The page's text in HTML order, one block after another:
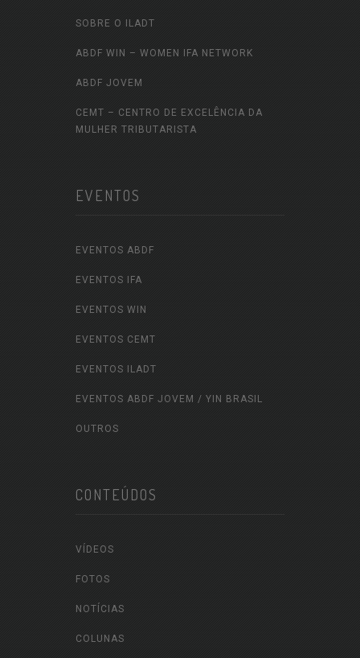
SOBRE O ILADT
ABDF WIN – WOMEN IFA NETWORK
ABDF JOVEM
CEMT – CENTRO DE EXCELÊNCIA DA
MULHER TRIBUTARISTA
EVENTOS
EVENTOS ABDF
EVENTOS IFA
EVENTOS WIN
EVENTOS CEMT
EVENTOS ILADT
EVENTOS ABDF JOVEM / YIN BRASIL
OUTROS
CONTEÚDOS
VÍDEOS
FOTOS
NOTÍCIAS
COLUNAS